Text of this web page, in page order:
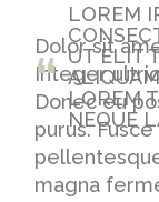
LOREM
UT ELIT
LOREM
NEQUE
Dolor sit
Integer
Donec eu
purus.
magna